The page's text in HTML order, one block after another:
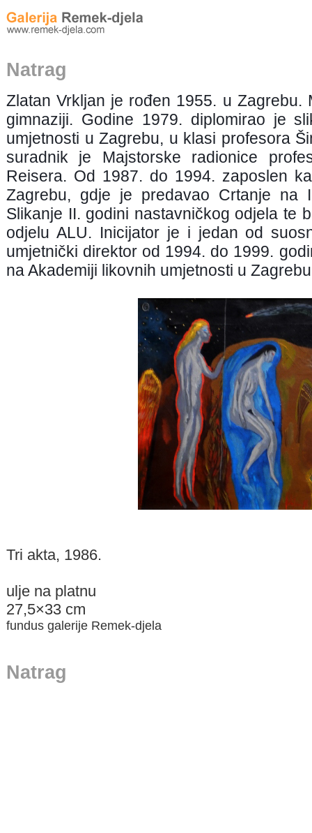
Natrag
Zlatan Vrkljan je rođen 1955. u Zagrebu.
gimnaziji. Godine 1979. diplomirao je
umjetnosti u Zagrebu, u klasi profesora
suradnik je Majstorske radionice
Reisera. Od 1987. do 1994. zaposlen
Zagrebu, gdje je predavao Crtanje na
Slikanje II. godini nastavničkog odjela te
odjelu ALU. Inicijator je i jedan od
umjetnički direktor od 1994. do 1999.
na Akademiji likovnih umjetnosti u
Tri akta, 1986.
ulje na platnu
27,5×33 cm
fundus galerije Remek-djela
Natrag